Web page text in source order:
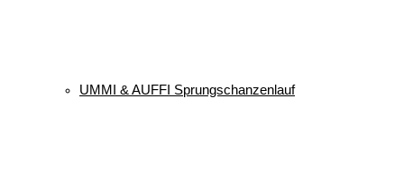
UMMI & AUFFI Sprungschanzenlauf